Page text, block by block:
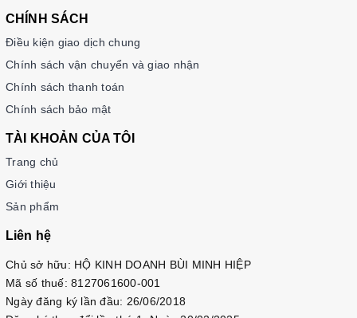
CHÍNH SÁCH
Điều kiện giao dịch chung
Chính sách vận chuyển và giao nhận
Chính sách thanh toán
Chính sách bảo mật
TÀI KHOẢN CỦA TÔI
Trang chủ
Giới thiệu
Sản phẩm
Liên hệ
Chủ sở hữu: HỘ KINH DOANH BÙI MINH HIỆP
Mã số thuế: 8127061600-001
Ngày đăng ký lần đầu: 26/06/2018